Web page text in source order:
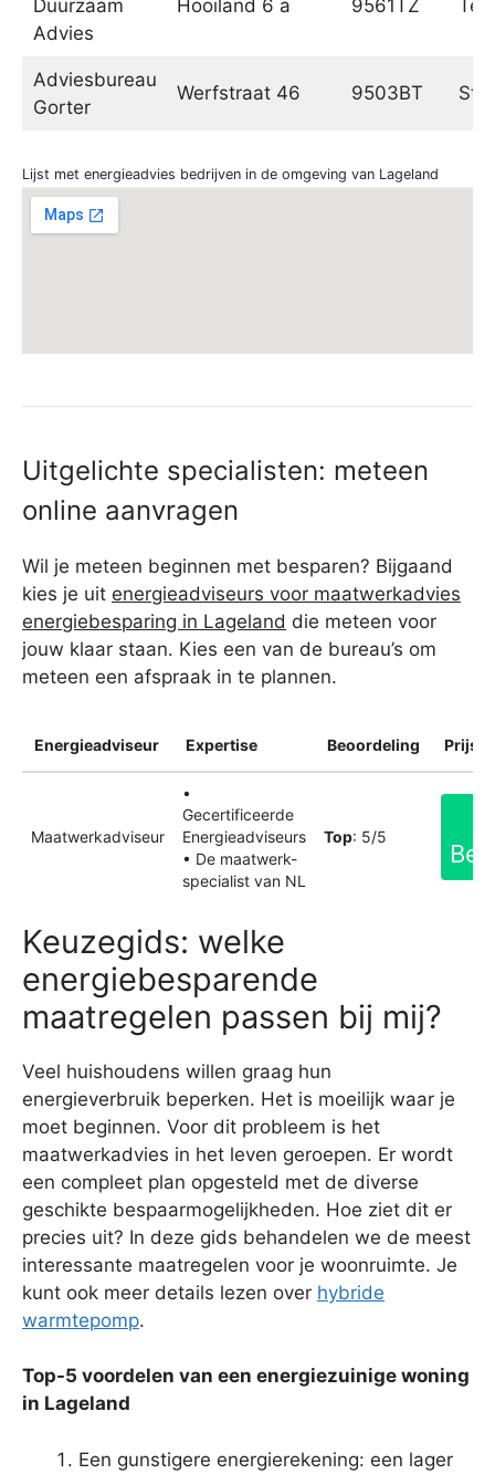
Duurzaam
Advies
Hooiland 6 a 9561TZ
Adviesbureau
Gorter
Werfstraat 46 9503BT
Lijst met energieadvies bedrijven in de omgeving van Lageland
Uitgelichte specialisten: meteen
online aanvragen
Wil je meteen beginnen met besparen? Bijgaand
kies je uit energieadviseurs voor maatwerkadvies
energiebesparing in Lageland die meteen voor
jouw klaar staan. Kies een van de bureau’s om
meteen een afspraak in te plannen.
Energieadviseur Expertise Beoordeling
Maatwerkadviseur
•
Gecertificeerde
Energieadviseurs
• De maatwerk-
specialist van NL
Top: 5/5
Keuzegids: welke
energiebesparende
maatregelen passen bij mij?
Veel huishoudens willen graag hun
energieverbruik beperken. Het is moeilijk waar je
moet beginnen. Voor dit probleem is het
maatwerkadvies in het leven geroepen. Er wordt
een compleet plan opgesteld met de diverse
geschikte bespaarmogelijkheden. Hoe ziet dit er
precies uit? In deze gids behandelen we de meest
interessante maatregelen voor je woonruimte. Je
kunt ook meer details lezen over hybride
warmtepomp.
Top-5 voordelen van een energiezuinige woning
in Lageland
Een gunstigere energierekening: een lager